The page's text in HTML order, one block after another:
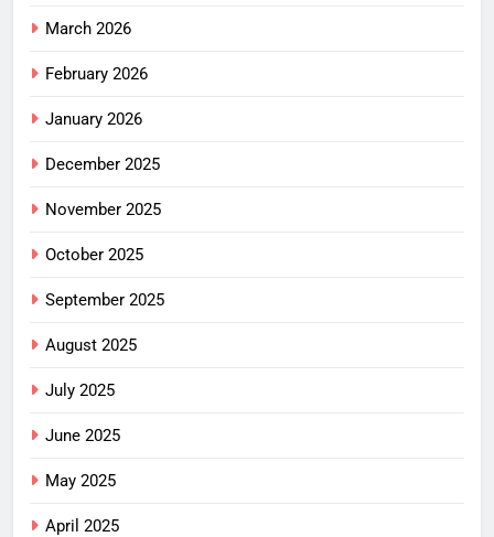
March 2026
February 2026
January 2026
December 2025
November 2025
October 2025
September 2025
August 2025
July 2025
June 2025
May 2025
April 2025